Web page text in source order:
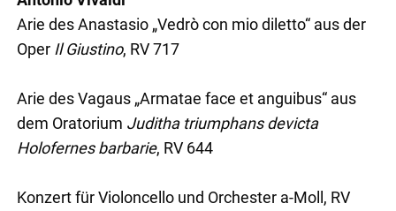
Arie des Anastasio „Vedrò con mio diletto“ aus der
Oper Il Giustino, RV 717
Arie des Vagaus „Armatae face et anguibus“ aus
dem Oratorium Juditha triumphans devicta
Holofernes barbarie, RV 644
Konzert für Violoncello und Orchester a-Moll, RV